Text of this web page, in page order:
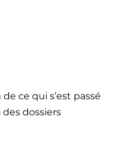
ce qui s’est passé
des dossiers